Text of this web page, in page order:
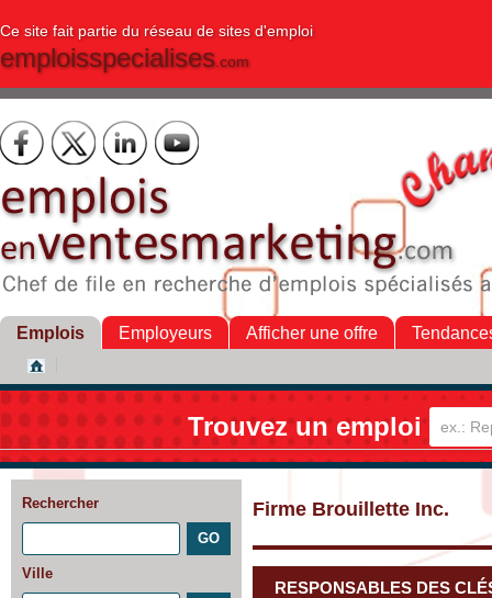
Ce site fait partie du réseau de sites d'emploi
emploisspecialises.com
Emplois Employeurs Afficher une offre
Trouvez un emploi
Rechercher
Ville
Firme Brouillette Inc.
RESPONSABLES DES